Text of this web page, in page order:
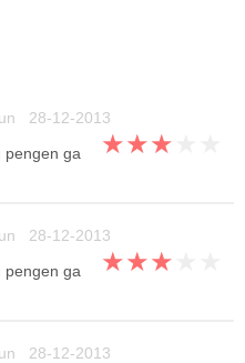
28-12-2013
★★★
pengen ga
28-12-2013
★★★
pengen ga
28-12-2013